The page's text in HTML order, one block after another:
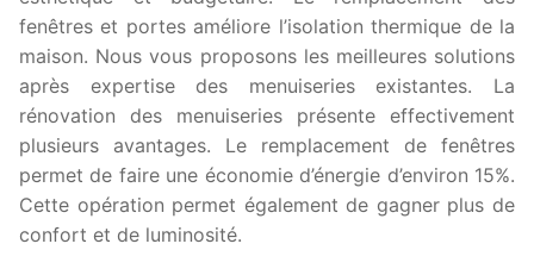
fenêtres et portes améliore l’isolation thermique de la
maison. Nous vous proposons les meilleures solutions
après expertise des menuiseries existantes. La
rénovation des menuiseries présente effectivement
plusieurs avantages. Le remplacement de fenêtres
permet de faire une économie d’énergie d’environ 15%.
Cette opération permet également de gagner plus de
confort et de luminosité.